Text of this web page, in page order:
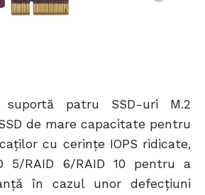
suportă patru SSD-uri M.2
de mare capacitate pentru
cu cerințe IOPS ridicate,
5/RAID 6/RAID 10 pentru a
în cazul unor defecțiuni